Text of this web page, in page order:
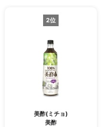
2位
美酢(ミチョ)
美酢